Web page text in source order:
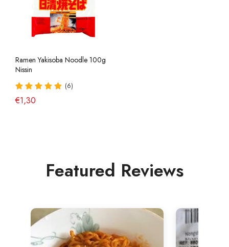
Ramen Yakisoba Noodle 100g
Nissin
(6)
€1,30
Featured Reviews